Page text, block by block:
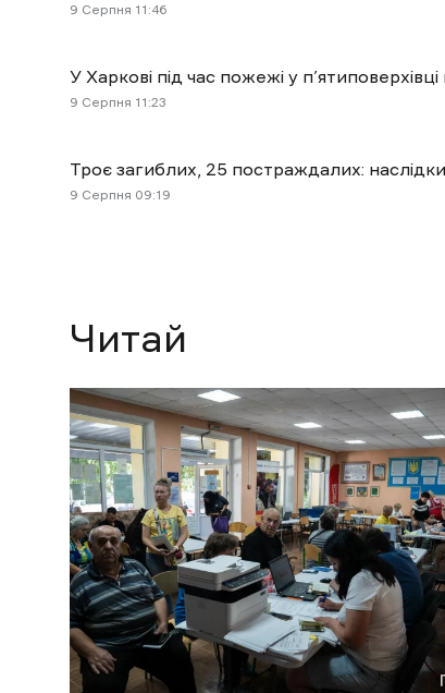
9 Cерпня 11:46
У Харкові під час пожежі у
9 Cерпня 11:23
Троє загиблих, 25 постраждалих:
9 Cерпня 09:19
Читай